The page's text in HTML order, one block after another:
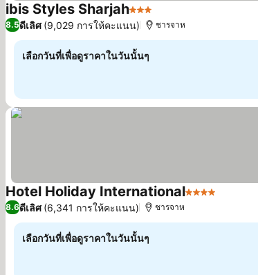
ibis Styles Sharjah3 ดาว
8.5ดีเลิศ (9,029 การให้คะแนน) ชารจาห
เลือกวันที่เพื่อดูราคาในวันนั้นๆ
Hotel Holiday International4 ดาว
8.6ดีเลิศ (6,341 การให้คะแนน) ชารจาห
เลือกวันที่เพื่อดูราคาในวันนั้นๆ